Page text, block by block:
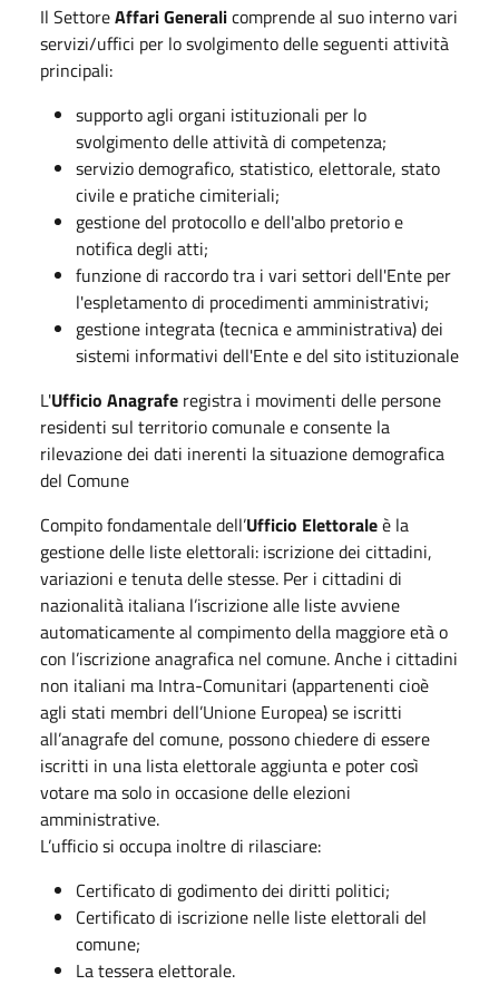
Il SettoreAffari Generalicomprende al suo interno vari
servizi/uffici per lo svolgimento delle seguenti attività
principali:
supporto agli organi istituzionali per lo
svolgimento delle attività di competenza;
servizio demografico, statistico, elettorale, stato
civile e pratiche cimiteriali;
gestione del protocollo e dell'albo pretorio e
notifica degli atti;
funzione di raccordo tra i vari settori dell'Ente per
l'espletamento di procedimenti amministrativi;
gestione integrata (tecnica e amministrativa) dei
sistemi informativi dell'Ente e del sito istituzionale
L'Ufficio Anagrafe registra i movimenti delle persone
residenti sul territorio comunale e consente la
rilevazione dei dati inerenti la situazione demografica
del Comune
Compito fondamentale dell’Ufficio Elettoraleè la
gestione delle liste elettorali: iscrizione dei cittadini,
variazioni e tenuta delle stesse. Per i cittadini di
nazionalità italiana l’iscrizione alle liste avviene
automaticamente al compimento della maggiore età o
con l’iscrizione anagrafica nel comune. Anche i cittadini
non italiani ma Intra-Comunitari (appartenenti cioè
agli stati membri dell’Unione Europea) se iscritti
all’anagrafe del comune, possono chiedere di essere
iscritti in una lista elettorale aggiunta e poter così
votare ma solo in occasione delle elezioni
amministrative.
L’ufficio si occupa inoltre di rilasciare:
Certificato di godimento dei diritti politici;
Certificato di iscrizione nelle liste elettorali del
comune;
La tessera elettorale.